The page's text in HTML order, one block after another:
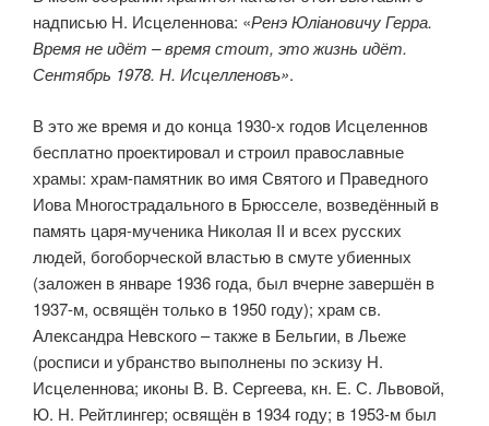
надписью Н. Исцеленнова: «Ренэ Юліановичу Герра.
Время не идёт – время стоит, это жизнь идёт.
Сентябрь 1978. Н. Исцелленовъ».
В это же время и до конца 1930-х годов Исцеленнов
бесплатно про­ектировал и строил православные
храмы: храм-памятник во имя Святого и Праведного
Иова Многострадального в Брюсселе, возведённый в
память царя-мученика Николая II и всех русских
людей, богоборческой вла­стью в смуте убиенных
(заложен в январе 1936 года, был вчерне завершён в
1937-м, освящён только в 1950 году); храм св.
Александра Невского – также в Бельгии, в Льеже
(росписи и убранство выполнены по эскизу Н.
Исцеленнова; иконы В. В. Сергеева, кн. Е. С. Львовой,
Ю. Н. Рейтлингер; освящён в 1934 году; в 1953-м был